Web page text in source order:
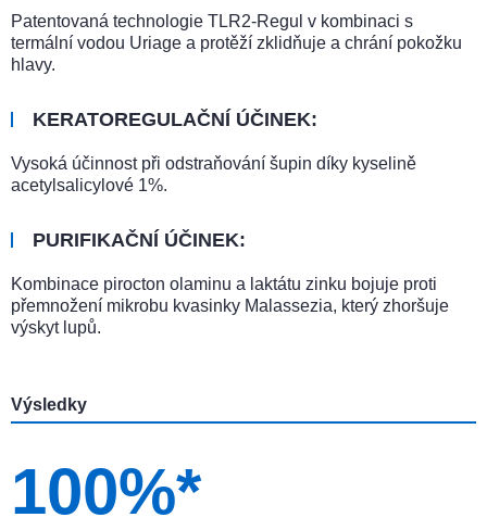
Patentovaná technologie TLR2-Regul v kombinaci s
termální vodou Uriage a protěží zklidňuje a chrání pokožku
hlavy.
KERATOREGULAČNÍ ÚČINEK:
Vysoká účinnost při odstraňování šupin díky kyselině
acetylsalicylové 1%.
PURIFIKAČNÍ ÚČINEK:
Kombinace pirocton olaminu a laktátu zinku bojuje proti
přemnožení mikrobu kvasinky Malassezia, který zhoršuje
výskyt lupů.
Výsledky
100%*